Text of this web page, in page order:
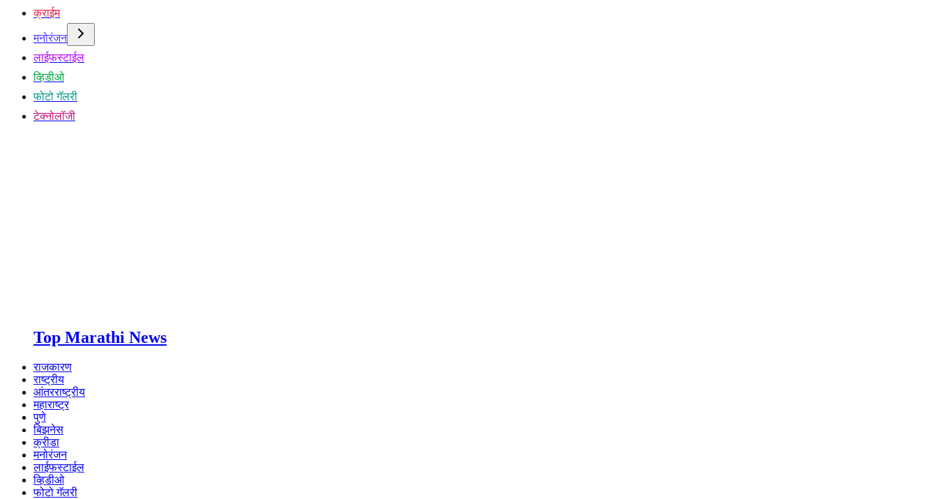
क्राईम
मनोरंजन
लाईफस्टाईल
व्हिडीओ
फोटो गॅलरी
टेक्नोलॉजी
Top Marathi News
राजकारण
राष्ट्रीय
आंतरराष्ट्रीय
महाराष्ट्र
पुणे
बिझनेस
क्रीडा
मनोरंजन
लाईफस्टाईल
व्हिडीओ
फोटो गॅलरी